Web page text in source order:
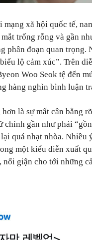
mạng xã hội quốc tế,
trống rỗng và gần
phân đoạn quan trọng.
lộ cảm xúc”. Trên
Woo Seok tệ đến
hàng nghìn bình luận
là sự mất cân bằng
gần như phải
quá nhạt nhòa. Nhiều
một kiểu diễn xuất
giận cho tới những